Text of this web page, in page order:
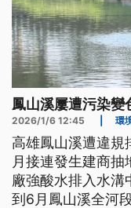
鳳山溪屢遭污染變
2026/1/6 12:45 環
高雄鳳山溪遭違規
月接連發生建商
廠強酸水排入水溝
到6⽉鳳山溪全河